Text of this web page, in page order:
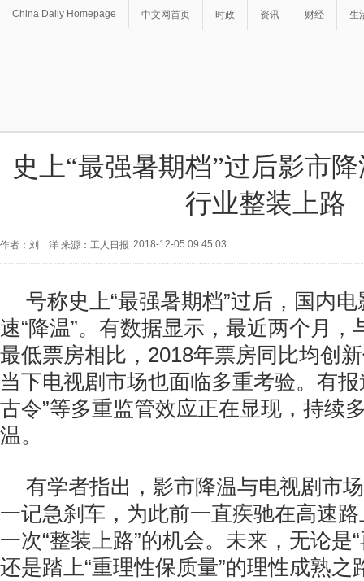
China Daily Homepage 中文网首页 时政 资讯 财经 生
史上“最强暑期档”过后影市
行业整装上路
作者：刘 洋 来源：工人日报 2018-12-05 09:45:03
号称史上“最强暑期档”过后，国内
速“降温”。有数据显示，最近两个月，
最低票房相比，2018年票房同比均创
当下电视剧市场也面临多重考验。有报
古令”等多重监管效应正在显现，持续
温。
有学者指出，影市降温与电视剧市
一记急刹车，为此前一直疾驰在高速
一次“整装上路”的机会。未来，无论是
还是踏上“重理性保质量”的理性成熟之